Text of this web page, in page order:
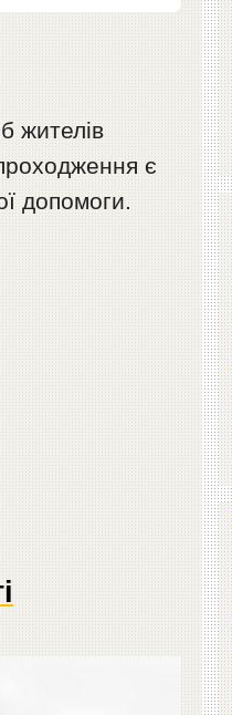
жителів
є
допомоги.